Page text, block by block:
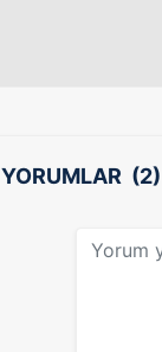
YORUMLAR (2)